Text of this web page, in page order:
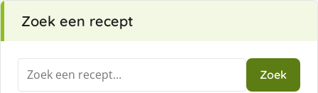
Zoek een recept
Zoeken
naar:
Zoek